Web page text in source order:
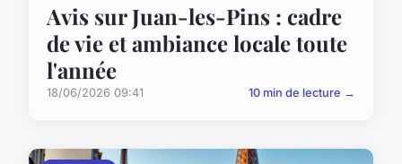
Avis sur Juan-les-Pins : cadre
de vie et ambiance locale toute
l'année
18/06/2026 09:41 10 min de lecture →